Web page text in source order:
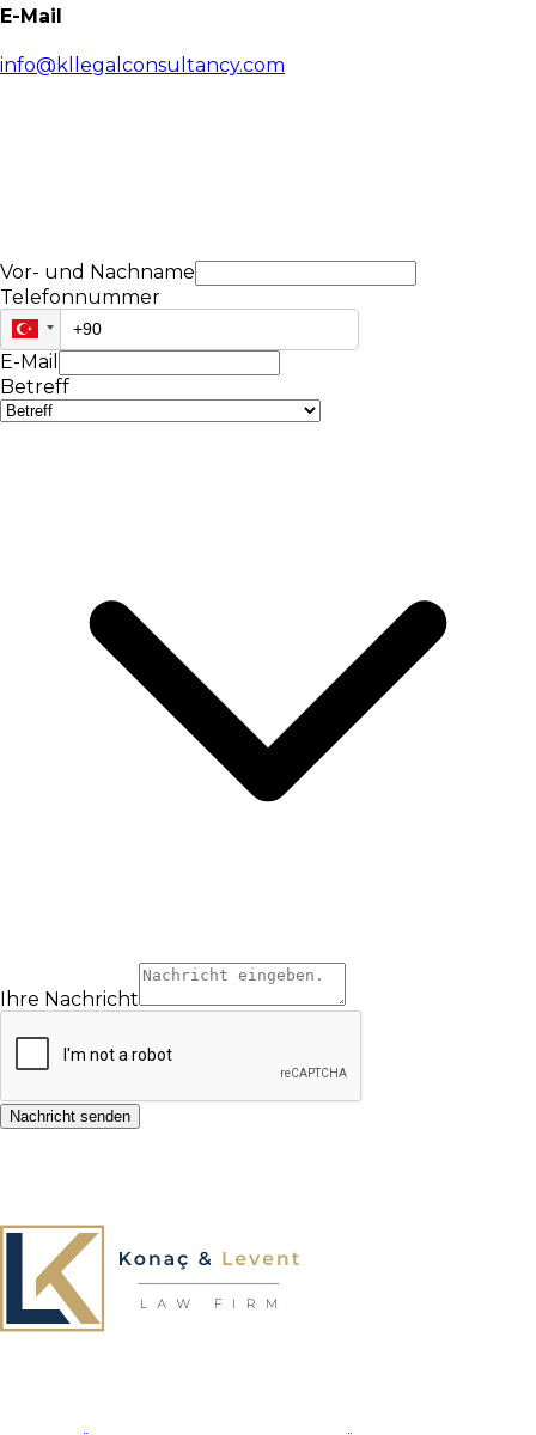
E-Mail
info@kllegalconsultancy.com
Vor- und Nachname
Telefonnummer
E-Mail
Betreff
Ihre Nachricht
Nachricht senden